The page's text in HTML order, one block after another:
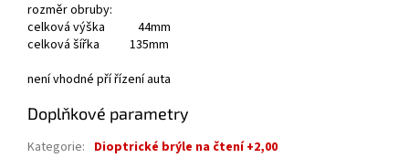
rozměr obruby:
celková výška 44mm
celková šířka 135mm
není vhodné pří řízení auta
Doplňkové parametry
Kategorie: Dioptrické brýle na čtení +2,00